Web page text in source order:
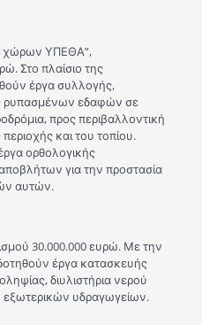
χώρων ΥΠΕΘΑ”,
Στο πλαίσιο της
έργα συλλογής,
ρυπασμένων εδαφών σε
προς περιβαλλοντική
και του τοπίου.
ορθολογικής
για την προστασία
αυτών.
30.000.000 ευρώ. Με την
έργα κατασκευής
διυλιστήρια νερού
υδραγωγείων.